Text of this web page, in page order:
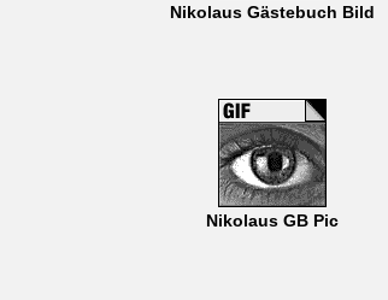
Nikolaus Gästebuch Bild
Nikolaus GB Pic